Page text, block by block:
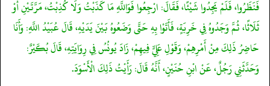
فَنَظَرُوا، فَلَمْ يَجِدُوا شَيْئًا، فَقَالَ: ارْجِعُوا فَوَاللَّهِ مَا كَذَبْتُ وَلَا كُذِبْتُ، مَرَّتَيْنِ أَوْ
ثَلَاثًا، ثُمَّ وَجَدُوهُ فِي خَرِبَةٍ، فَأَتَوْا بِهِ حَتَّى وَضَعُوهُ بَيْنَ يَدَيْهِ، قَالَ عُبَيْدُ اللَّهِ: وَأَنَا
حَاضِرُ ذَلِكَ مِنْ أَمْرِهِمْ، وَقَوْلِ عَلِيٍّ فِيهِمْ، زَادَ يُونُسُ فِي رِوَايَتِهِ، قَالَ بُكَيْرٌ:
وَحَدَّثَنِي رَجُلٌ، عَنْ ابْنِ حُنَيْنٍ، أَنَّهُ قَالَ: رَأَيْتُ ذَلِكَ الْأَسْوَدَ.